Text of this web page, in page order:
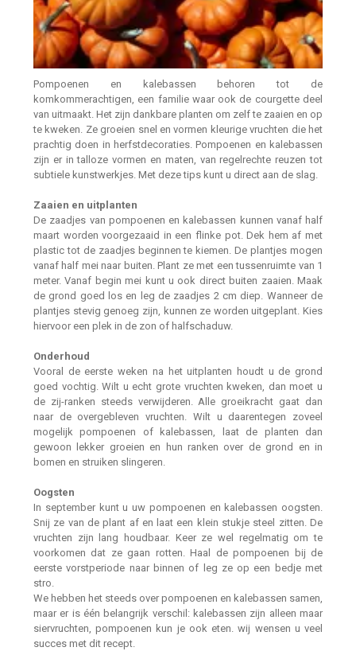
Pompoenen en kalebassen behoren tot de
komkommerachtigen, een familie waar ook de courgette deel
van uitmaakt. Het zijn dankbare planten om zelf te zaaien en op
te kweken. Ze groeien snel en vormen kleurige vruchten die het
prachtig doen in herfstdecoraties. Pompoenen en kalebassen
zijn er in talloze vormen en maten, van regelrechte reuzen tot
subtiele kunstwerkjes. Met deze tips kunt u direct aan de slag.
Zaaien en uitplanten
De zaadjes van pompoenen en kalebassen kunnen vanaf half
maart worden voorgezaaid in een flinke pot. Dek hem af met
plastic tot de zaadjes beginnen te kiemen. De plantjes mogen
vanaf half mei naar buiten. Plant ze met een tussenruimte van 1
meter. Vanaf begin mei kunt u ook direct buiten zaaien. Maak
de grond goed los en leg de zaadjes 2 cm diep. Wanneer de
plantjes stevig genoeg zijn, kunnen ze worden uitgeplant. Kies
hiervoor een plek in de zon of halfschaduw.
Onderhoud
Vooral de eerste weken na het uitplanten houdt u de grond
goed vochtig. Wilt u echt grote vruchten kweken, dan moet u
de zij-ranken steeds verwijderen. Alle groeikracht gaat dan
naar de overgebleven vruchten. Wilt u daarentegen zoveel
mogelijk pompoenen of kalebassen, laat de planten dan
gewoon lekker groeien en hun ranken over de grond en in
bomen en struiken slingeren.
Oogsten
In september kunt u uw pompoenen en kalebassen oogsten.
Snij ze van de plant af en laat een klein stukje steel zitten. De
vruchten zijn lang houdbaar. Keer ze wel regelmatig om te
voorkomen dat ze gaan rotten. Haal de pompoenen bij de
eerste vorstperiode naar binnen of leg ze op een bedje met
stro.
We hebben het steeds over pompoenen en kalebassen samen,
maar er is één belangrijk verschil: kalebassen zijn alleen maar
siervruchten, pompoenen kun je ook eten. wij wensen u veel
succes met dit recept.